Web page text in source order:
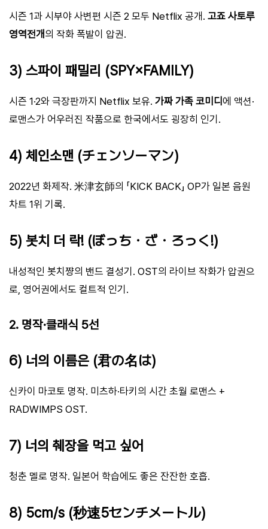
시즌 1과 시부야 사변편 시즌 2 모두 Netflix 공개. 고죠 사토루
영역전개 의 작화 폭발이 압권.
3) 스파이 패밀리 (SPY×FAMILY)
시즌 1·2와 극장판까지 Netflix 보유. 가짜 가족 코미디 에 액션·
로맨스가 어우러진 작품으로 한국에서도 굉장히 인기.
4) 체인소맨 (チェンソーマン)
2022년 화제작. 米津玄師의 「KICK BACK」 OP가 일본 음원
차트 1위 기록.
5) 봇치 더 락! (ぼっち・ざ・ろっく!)
내성적인 봇치쨩의 밴드 결성기. OST의 라이브 작화가 압권으
로, 영어권에서도 컬트적 인기.
2. 명작·클래식 5선
6) 너의 이름은 (君の名は)
신카이 마코토 명작. 미츠하·타키의 시간 초월 로맨스 +
RADWIMPS OST.
7) 너의 췌장을 먹고 싶어
청춘 멜로 명작. 일본어 학습에도 좋은 잔잔한 호흡.
8) 5cm/s (秒速5センチメートル)